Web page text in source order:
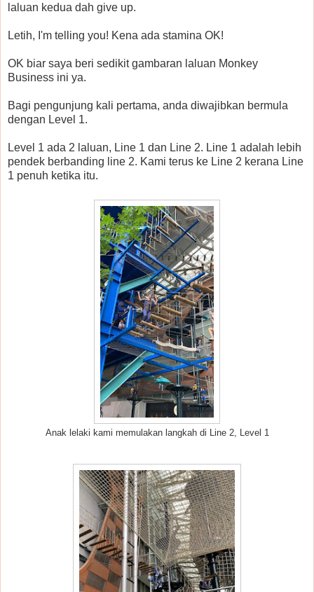
laluan kedua dah give up.
Letih, I'm telling you! Kena ada stamina OK!
OK biar saya beri sedikit gambaran laluan Monkey
Business ini ya.
Bagi pengunjung kali pertama, anda diwajibkan bermula
dengan Level 1.
Level 1 ada 2 laluan, Line 1 dan Line 2. Line 1 adalah lebih
pendek berbanding line 2. Kami terus ke Line 2 kerana Line
1 penuh ketika itu.
Anak lelaki kami memulakan langkah di Line 2, Level 1